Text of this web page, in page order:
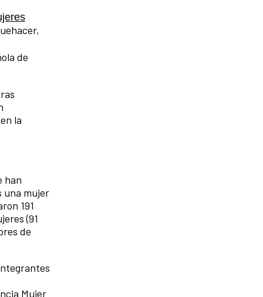
de
la
han
una mujer
191
(91
de
Mujer